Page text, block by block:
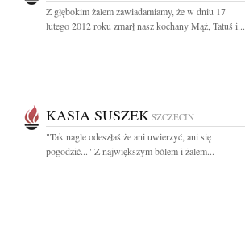
Z głębokim żalem zawiadamiamy, że w dniu 17
lutego 2012 roku zmarł nasz kochany Mąż, Tatuś i...
KASIA SUSZEK SZCZECIN
"Tak nagle odeszłaś że ani uwierzyć, ani się
pogodzić..." Z największym bólem i żalem...